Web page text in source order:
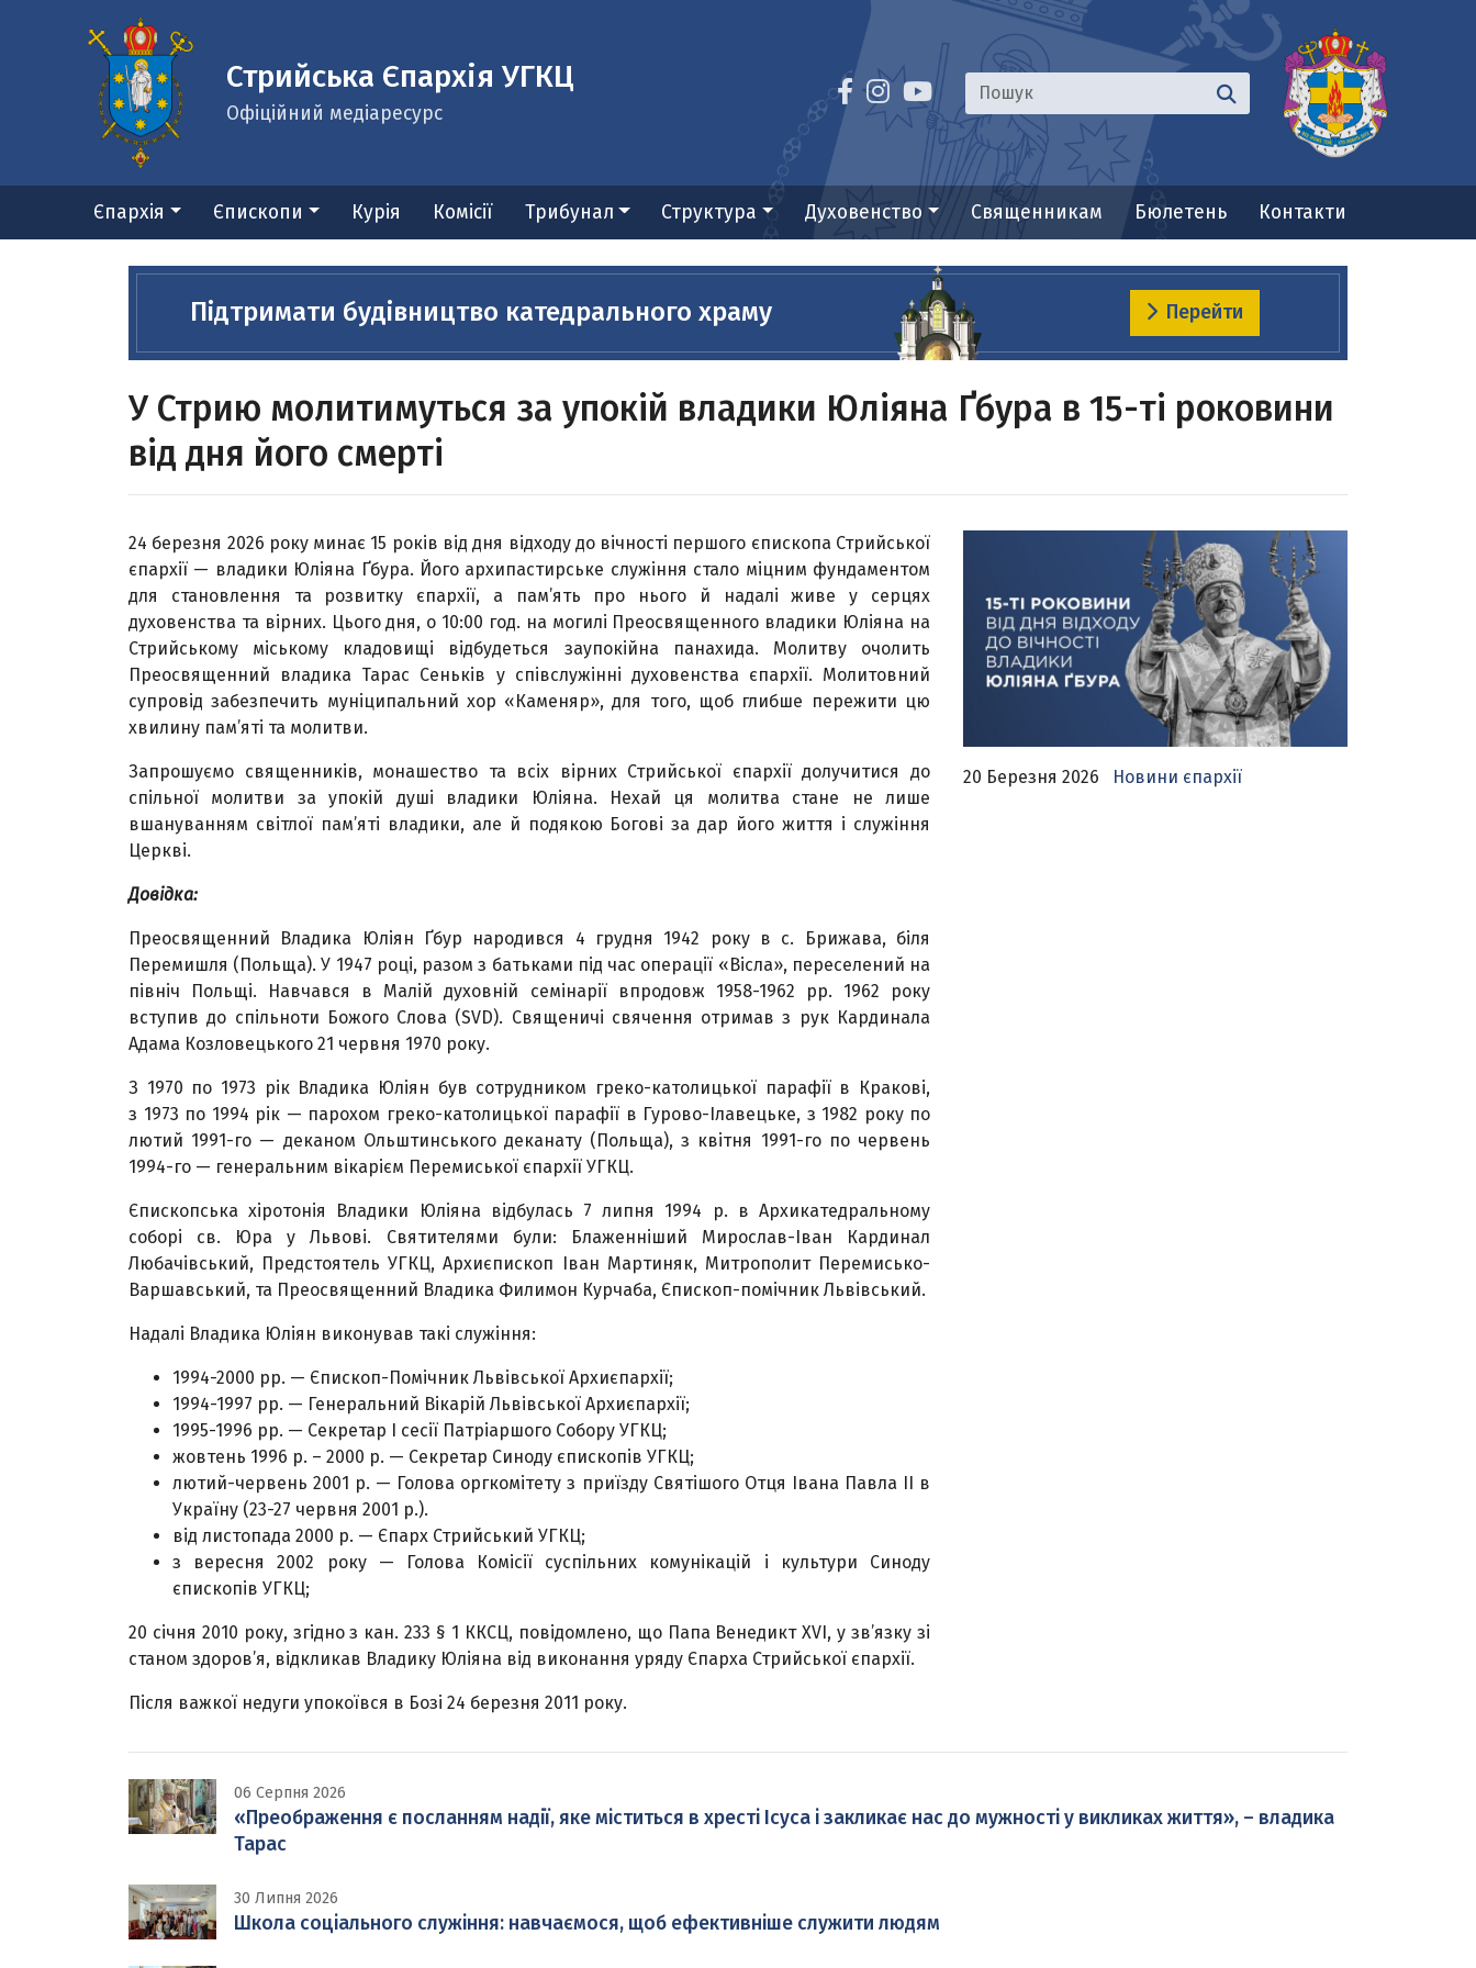
Стрийська Єпархія УГКЦ
Офіційний медіаресурс
Єпархія Єпископи Курія Комісії Трибунал Структура Духовенство Священникам Бюлетень Контакти
Підтримати будівництво катедрального храму Перейти
У Стрию молитимуться за упокій владики Юліяна Ґбура в 15-ті роковини
від дня його смерті
20 Березня 2026 Новини єпархії
24 березня 2026 року минає 15 років від дня відходу до вічності першого єпископа Стрийської
єпархії — владики Юліяна Ґбура. Його архипастирське служіння стало міцним фундаментом
для становлення та розвитку єпархії, а пам’ять про нього й надалі живе у серцях
духовенства та вірних. Цього дня, о 10:00 год. на могилі Преосвященного владики Юліяна на
Стрийському міському кладовищі відбудеться заупокійна панахида. Молитву очолить
Преосвященний владика Тарас Сеньків у співслужінні духовенства єпархії. Молитовний
супровід забезпечить муніципальний хор «Каменяр», для того, щоб глибше пережити цю
хвилину пам’яті та молитви.
Запрошуємо священників, монашество та всіх вірних Стрийської єпархії долучитися до
спільної молитви за упокій душі владики Юліяна. Нехай ця молитва стане не лише
вшануванням світлої пам’яті владики, але й подякою Богові за дар його життя і служіння
Церкві.
Довідка:
Преосвященний Владика Юліян Ґбур народився 4 грудня 1942 року в с. Брижава, біля
Перемишля (Польща). У 1947 році, разом з батьками під час операції «Вісла», переселений на
північ Польщі. Навчався в Малій духовній семінарії впродовж 1958-1962 рр. 1962 року
вступив до спільноти Божого Слова (SVD). Священичі свячення отримав з рук Кардинала
Адама Козловецького 21 червня 1970 року.
З 1970 по 1973 рік Владика Юліян був сотрудником греко-католицької парафії в Кракові,
з 1973 по 1994 рік — парохом греко-католицької парафії в Гурово-Ілавецьке, з 1982 року по
лютий 1991-го — деканом Ольштинського деканату (Польща), з квітня 1991-го по червень
1994-го — генеральним вікарієм Перемиської єпархії УГКЦ.
Єпископська хіротонія Владики Юліяна відбулась 7 липня 1994 р. в Архикатедральному
соборі св. Юра у Львові. Святителями були: Блаженніший Мирослав-Іван Кардинал
Любачівський, Предстоятель УГКЦ, Архиєпископ Іван Мартиняк, Митрополит Перемисько-
Варшавський, та Преосвященний Владика Филимон Курчаба, Єпископ-помічник Львівський.
Надалі Владика Юліян виконував такі служіння:
1994-2000 рр. — Єпископ-Помічник Львівської Архиєпархії;
1994-1997 рр. — Генеральний Вікарій Львівської Архиєпархії;
1995-1996 рр. — Секретар І сесії Патріаршого Собору УГКЦ;
жовтень 1996 р. – 2000 р. — Секретар Синоду єпископів УГКЦ;
лютий-червень 2001 р. — Голова оргкомітету з приїзду Святішого Отця Івана Павла ІІ в
Україну (23-27 червня 2001 р.).
від листопада 2000 р. — Єпарх Стрийський УГКЦ;
з вересня 2002 року — Голова Комісії суспільних комунікацій і культури Синоду
єпископів УГКЦ;
20 січня 2010 року, згідно з кан. 233 § 1 ККСЦ, повідомлено, що Папа Венедикт XVI, у зв’язку зі
станом здоров’я, відкликав Владику Юліяна від виконання уряду Єпарха Стрийської єпархії.
Після важкої недуги упокоївся в Бозі 24 березня 2011 року.
06 Серпня 2026
«Преображення є посланням надії, яке міститься в хресті Ісуса і закликає нас до мужності у викликах життя», – владика
Тарас
30 Липня 2026
Школа соціального служіння: навчаємося, щоб ефективніше служити людям